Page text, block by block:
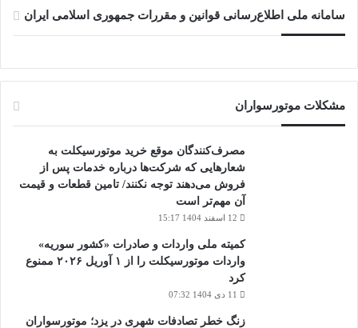
سامانه ملی اطلاع‌رسانی قوانین و مقررات جمهوری اسلامی ایران
مشکلات موتورسواران
مصرف‌کنندگان موقع خرید موتورسیکلت به
شعارهایی که شرکت‌ها درباره خدمات پس از
فروش می‌دهند توجه نکنند/ تامین قطعات و قیمت
آن مهم‌تر است
12 اسفند 1404 15:17
کمیته ملی واردات و صادرات «کشور سوریه»
واردات موتورسیکلت را از ۱ آوریل ۲۰۲۶ ممنوع
کرد
11 دی 1404 07:32
زنگ خطر تصادفات شهری در یزد؛ موتورسواران